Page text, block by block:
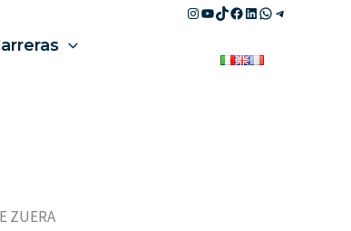
Instagram
YouTube
TikTok
Facebook
LinkedIn
WhatsApp
Telegram
ZUERA